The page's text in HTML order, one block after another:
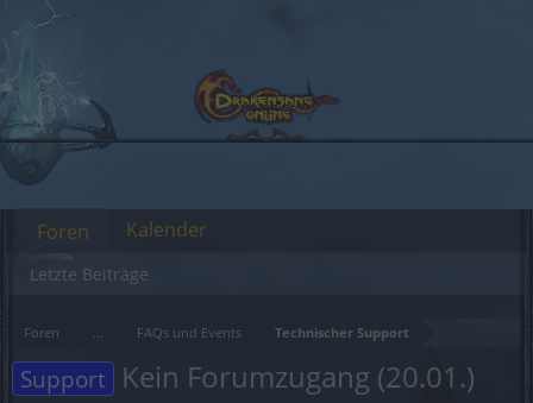
Foren ... FAQs und Events Technischer Support
Support Kein Forumzugang (20.01.)
Foren
Letzte Beiträge
Kalender